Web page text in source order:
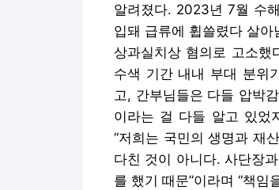
알려졌다. 2023년 7월 수
입돼 급류에 휩쓸렸다 살
상과실치상 혐의로 고소했
수색 기간 내내 부대 분위
고, 간부님들은 다들 압박
이라는 걸 다들 알고 있었
“저희는 국민의 생명과 재
다친 것이 아니다. 사단장
를 했기 때문”이라며 “책